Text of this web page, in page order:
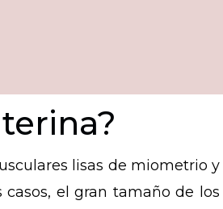
lisas de miometrio y
el gran tamaño de los